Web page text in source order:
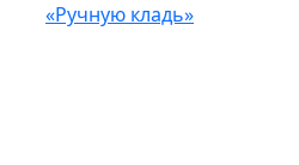
«Ручную кладь»